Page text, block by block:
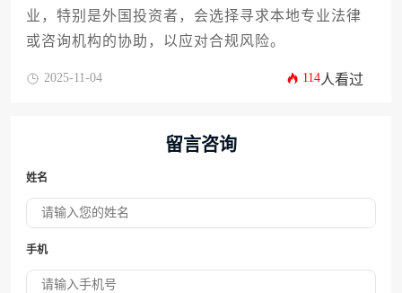
业，特别是外国投资者，会选择寻求本地专业法律
或咨询机构的协助，以应对合规风险。
2025-11-04 114人看过
留言咨询
姓名
手机